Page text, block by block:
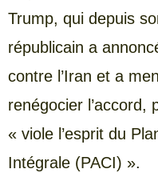
Trump, qui depuis
républicain a
contre l’Iran et a
renégocier l’accord,
« viole l’esprit du
Intégrale (PACI) ».